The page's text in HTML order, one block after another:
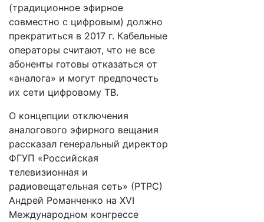
(традиционное эфирное
совместно с цифровым) должно
прекратиться в 2017 г. Кабельные
операторы считают, что не все
абоненты готовы отказаться от
«аналога» и могут предпочесть
их сети цифровому ТВ.
О концепции отключения
аналогового эфирного вещания
рассказал генеральный директор
ФГУП «Российская
телевизионная и
радиовещательная сеть» (РТРС)
Андрей Романченко на XVI
Международном конгрессе